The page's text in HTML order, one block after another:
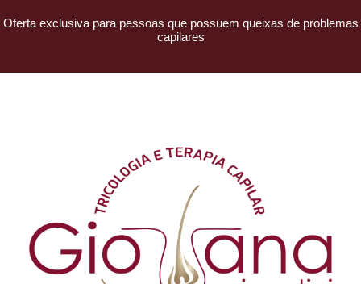
Oferta exclusiva para pessoas que possuem queixas de problemas
capilares